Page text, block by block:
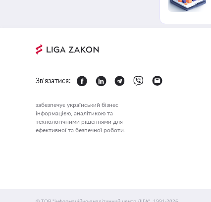
Зв'язатися:
забезпечує український бізнес
інформацією, аналітикою та
технологічними рішеннями для
ефективної та безпечної роботи.